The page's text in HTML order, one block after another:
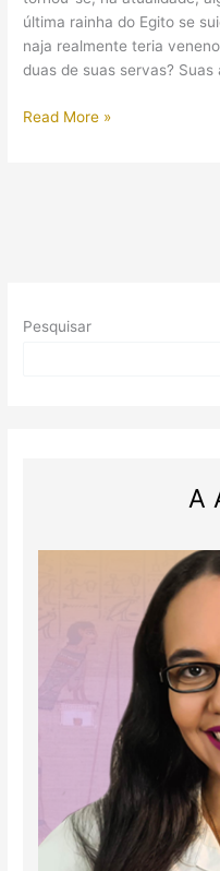
última rainha do Egito se
naja realmente teria
duas de suas servas?
Cleópatra,
Read More »
Pesquisar
A